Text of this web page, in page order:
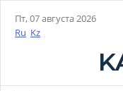
Пт, 07 августа 2026
Ru Kz